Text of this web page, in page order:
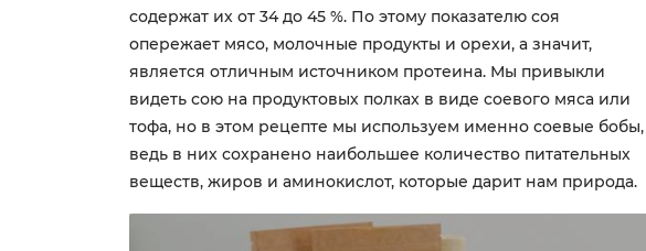
содержат их от 34 до 45 %. По этому показателю соя
опережает мясо, молочные продукты и орехи, а значит,
является отличным источником протеина. Мы привыкли
видеть сою на продуктовых полках в виде соевого мяса или
тофа, но в этом рецепте мы используем именно соевые бобы,
ведь в них сохранено наибольшее количество питательных
веществ, жиров и аминокислот, которые дарит нам природа.